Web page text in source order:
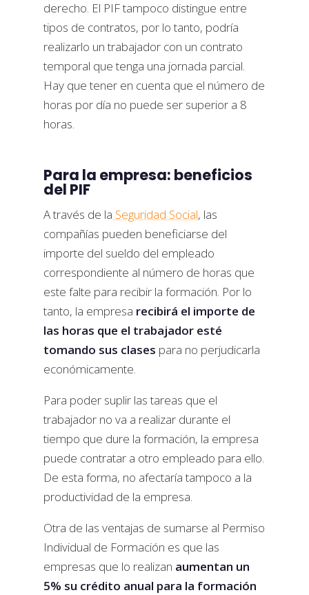
derecho. El PIF tampoco distingue entre
tipos de contratos, por lo tanto, podría
realizarlo un trabajador con un contrato
temporal que tenga una jornada parcial.
Hay que tener en cuenta que el número de
horas por día no puede ser superior a 8
horas.
Para la empresa: beneficios
del PIF
A través de la Seguridad Social, las
compañías pueden beneficiarse del
importe del sueldo del empleado
correspondiente al número de horas que
este falte para recibir la formación. Por lo
tanto, la empresa recibirá el importe de
las horas que el trabajador esté
tomando sus clases para no perjudicarla
económicamente.
Para poder suplir las tareas que el
trabajador no va a realizar durante el
tiempo que dure la formación, la empresa
puede contratar a otro empleado para ello.
De esta forma, no afectaría tampoco a la
productividad de la empresa.
Otra de las ventajas de sumarse al Permiso
Individual de Formación es que las
empresas que lo realizan aumentan un
5% su crédito anual para la formación